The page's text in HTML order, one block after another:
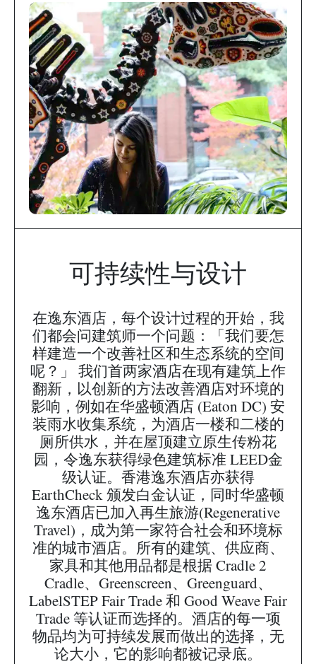
可持续性与设计
在逸东酒店，每个设计过程的开始，我
们都会问建筑师一个问题：「我们要怎
样建造一个改善社区和生态系统的空间
呢？」 我们首两家酒店在现有建筑上作
翻新，以创新的方法改善酒店对环境的
影响，例如在华盛顿酒店 (Eaton DC) 安
装雨水收集系统，为酒店一楼和二楼的
厕所供水，并在屋顶建立原生传粉花
园，令逸东获得绿色建筑标准 LEED金
级认证。香港逸东酒店亦获得
EarthCheck 颁发白金认证，同时华盛顿
逸东酒店已加入再生旅游(Regenerative
Travel)，成为第一家符合社会和环境标
准的城市酒店。所有的建筑、供应商、
家具和其他用品都是根据 Cradle 2
Cradle、Greenscreen、Greenguard、
LabelSTEP Fair Trade 和 Good Weave Fair
Trade 等认证而选择的。酒店的每一项
物品均为可持续发展而做出的选择，无
论大小，它的影响都被记录底。